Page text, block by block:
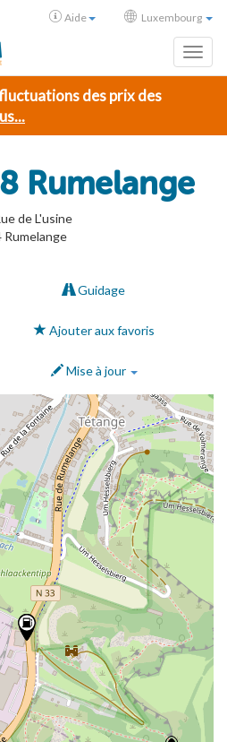
Aide Luxembourg
des prix des
Rumelange
de L'usine
Rumelange
Guidage
Ajouter aux favoris
Mise à jour